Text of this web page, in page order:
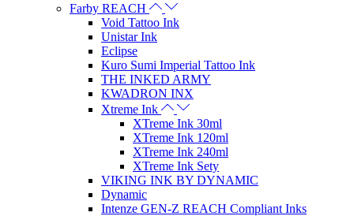
Farby REACH
Void Tattoo Ink
Unistar Ink
Eclipse
Kuro Sumi Imperial Tattoo Ink
THE INKED ARMY
KWADRON INX
Xtreme Ink
XTreme Ink 30ml
XTreme Ink 120ml
XTreme Ink 240ml
XTreme Ink Sety
VIKING INK BY DYNAMIC
Dynamic
Intenze GEN-Z REACH Compliant Inks